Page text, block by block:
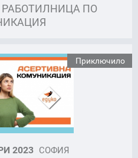
ПО
Приключило
2023 СОФИЯ